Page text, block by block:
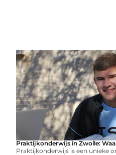
Praktijkonderwijs in Zwolle:
Praktijkonderwijs is een unieke